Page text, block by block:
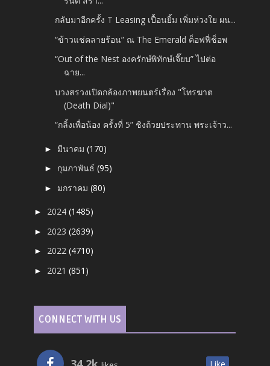
กลับมาอีกครั้ง T Leasing เปื้อนยิ้ม เพิ่มห่วงใย ผน...
“ข้าวแช่คลายร้อน” ณ The Emerald ค็อฟฟี่ช็อพ
“Out of the Nest องครักษ์พิทักษ์เจี๊ยบ” ไปต่อ
ฉาย...
บวงสรวงเปิดกล้องภาพยนตร์เรื่อง "โทรฆาต
(Death Dial)"
“กลิ้งเพื่อน้อง ครั้งที่ 5” ชิงถ้วยประทาน พระเจ้าว...
► มีนาคม(170)
► กุมภาพันธ์(95)
► มกราคม(80)
► 2024(1485)
► 2023(2639)
► 2022(4710)
► 2021(851)
CONNECT WITH US